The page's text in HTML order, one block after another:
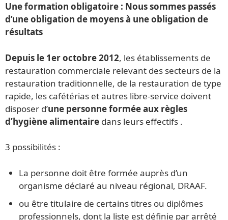
Une formation obligatoire : Nous sommes passés
d’une obligation de moyens à une obligation de
résultats
Depuis le 1er octobre 2012, les établissements de
restauration commerciale relevant des secteurs de la
restauration traditionnelle, de la restauration de type
rapide, les cafétérias et autres libre-service doivent
disposer d’une personne formée aux règles
d’hygiène alimentaire dans leurs effectifs .
3 possibilités :
La personne doit être formée auprès d’un
organisme déclaré au niveau régional, DRAAF.
ou être titulaire de certains titres ou diplômes
professionnels, dont la liste est définie par arrêté